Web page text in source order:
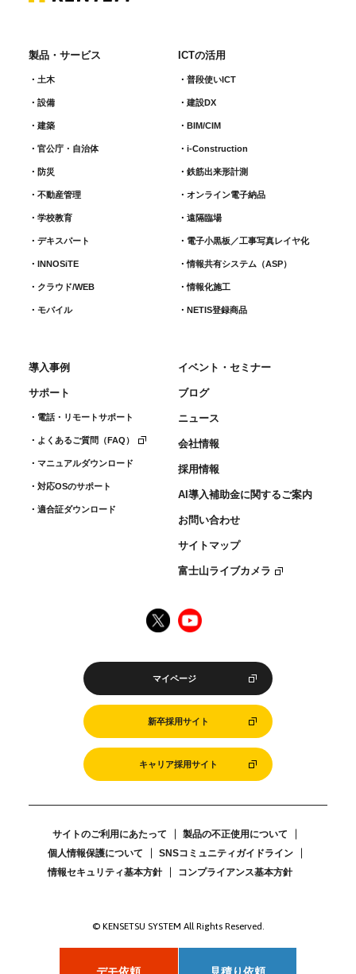
デモ依頼 見積り依頼
製品・サービス
土木
設備
建築
官公庁・自治体
防災
不動産管理
学校教育
デキスパート
INNOSiTE
クラウド/WEB
モバイル
ICTの活用
普段使いICT
建設DX
BIM/CIM
i-Construction
鉄筋出来形計測​
オンライン電子納品
遠隔臨場
電子小黒板／工事写真レイヤ化
情報共有システム（ASP）
情報化施工
NETIS登録商品
導入事例
サポート
電話・リモートサポート
よくあるご質問（FAQ）
マニュアルダウンロード
対応OSのサポート
適合証ダウンロード
イベント・セミナー
ブログ
ニュース
会社情報
採用情報
AI導入補助金に関するご案内
お問い合わせ
サイトマップ
富士山ライブカメラ
マイページ
新卒採用サイト
キャリア採用サイト
サイトのご利用にあたって
製品の不正使用について
個人情報保護について
SNSコミュニティガイドライン
情報セキュリティ基本方針
コンプライアンス基本方針
© KENSETSU SYSTEM All Rights Reserved.